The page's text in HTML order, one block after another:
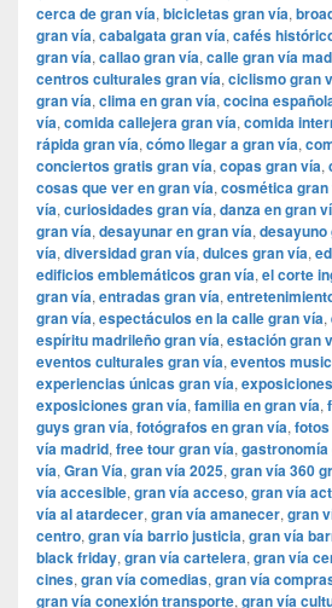
cerca de gran vía, bicicletas gran vía,
gran vía, cabalgata gran vía, cafés
gran vía, callao gran vía, calle gran vía
centros culturales gran vía, ciclismo gran
gran vía, clima en gran vía, cocina
vía, comida callejera gran vía, comida
rápida gran vía, cómo llegar a gran vía,
conciertos gratis gran vía, copas gran vía,
cosas que ver en gran vía, cosmética gran
vía, curiosidades gran vía, danza en gran
gran vía, desayunar en gran vía, desayuno
vía, diversidad gran vía, dulces gran vía,
edificios emblemáticos gran vía, el corte
gran vía, entradas gran vía,
gran vía, espectáculos en la calle gran vía,
espíritu madrileño gran vía, estación gran
eventos culturales gran vía, eventos
experiencias únicas gran vía,
exposiciones gran vía, familia en gran vía,
guys gran vía, fotógrafos en gran vía,
vía madrid, free tour gran vía,
vía, Gran Vía, gran vía 2025, gran vía 360
vía accesible, gran vía acceso, gran vía
vía al atardecer, gran vía amanecer, gran
centro, gran vía barrio justicia, gran vía
black friday, gran vía cartelera, gran vía
cines, gran vía comedias, gran vía
gran vía conexión transporte, gran vía